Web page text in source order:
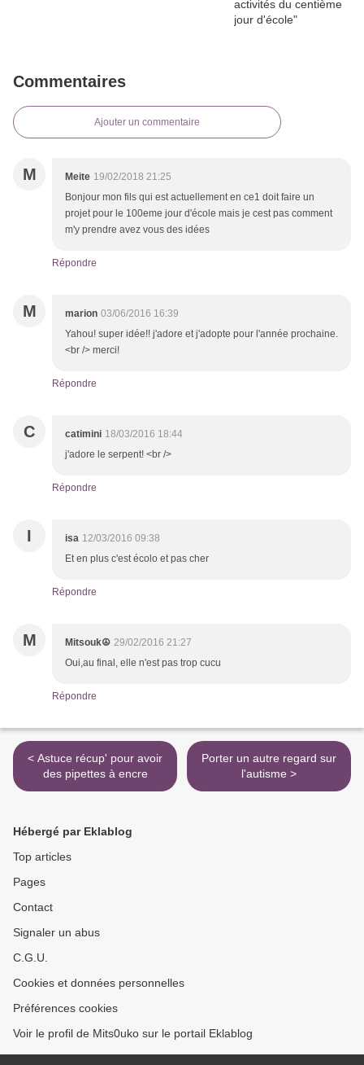
Commentaires
Ajouter un commentaire
M Meite 19/02/2018 21:25
Bonjour mon fils qui est actuellement en ce1 doit faire un
projet pour le 100eme jour d'école mais je cest pas comment
m'y prendre avez vous des idées
Répondre
M marion 03/06/2016 16:39
Yahou! super idée!! j'adore et j'adopte pour l'année prochaine.
<br /> merci!
Répondre
C catimini 18/03/2016 18:44
j'adore le serpent! <br />
Répondre
I isa 12/03/2016 09:38
Et en plus c'est écolo et pas cher
Répondre
M Mitsouk☮ 29/02/2016 21:27
Oui,au final, elle n'est pas trop cucu
Répondre
< Astuce récup' pour avoir
des pipettes à encre
Porter un autre regard sur
l'autisme >
Hébergé par Eklablog
Top articles
Pages
Contact
Signaler un abus
C.G.U.
Cookies et données personnelles
Préférences cookies
Voir le profil de Mits0uko sur le portail Eklablog